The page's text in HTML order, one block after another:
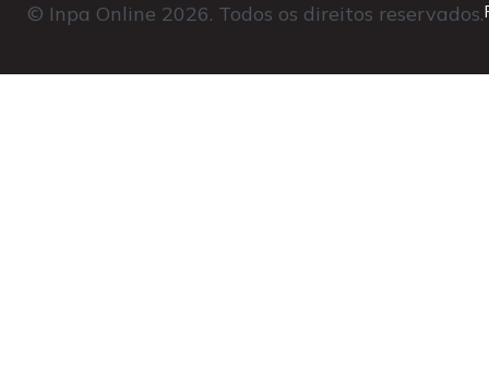
© Inpa Online 2026. Todos os direitos reservados.